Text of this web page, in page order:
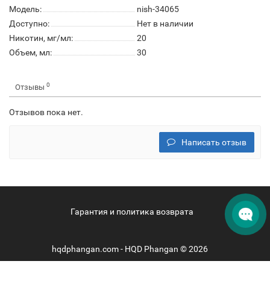
Модель:
nish-34065
Доступно:
Нет в наличии
Никотин, мг/мл:
20
Объем, мл:
30
Отзывы 0
Отзывов пока нет.
Написать отзыв
Гарантия и политика возврата
hqdphangan.com - HQD Phangan © 2026